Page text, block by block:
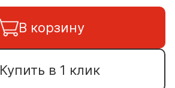
В корзину
Купить в 1 клик